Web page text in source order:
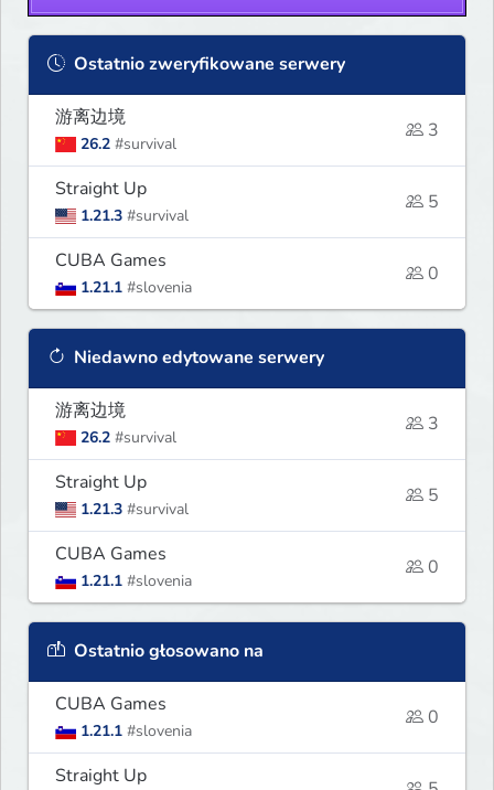
Ostatnio zweryfikowane serwery
游离边境
26.2 #survival
3
Straight Up
1.21.3 #survival
5
CUBA Games
1.21.1 #slovenia
0
Niedawno edytowane serwery
游离边境
26.2 #survival
3
Straight Up
1.21.3 #survival
5
CUBA Games
1.21.1 #slovenia
0
Ostatnio głosowano na
CUBA Games
1.21.1 #slovenia
0
Straight Up